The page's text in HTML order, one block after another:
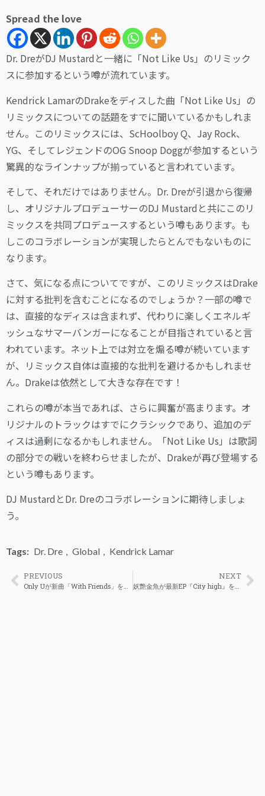
Spread the love
Dr. DreがDJ Mustardと一緒に「Not Like Us」のリミック
スに参加するという噂が流れています。
Kendrick LamarのDrakeをディスした曲「Not Like Us」の
リミックスについての話題をすでに聞いているかもしれま
せん。このリミックスには、ScHoolboy Q、Jay Rock、
YG、そしてレジェンドのOG Snoop Doggが参加するという
驚異的なラインナップが揃っていると言われています。
そして、それだけではありません。Dr. Dreが引退から復帰
し、オリジナルプロデューサーのDJ Mustardと共にこのリ
ミックスを共同プロデュースするという噂もあります。も
しこのコラボレーションが実現したらとんでもないものに
なります。
さて、気になる点についてですが、このリミックスはDrake
に対する批判を含むことになるのでしょうか？一部の噂で
は、直接的なディスは含まれず、代わりに楽しくエネルギ
ッシュなサマーバンガーになることが目指されていると言
われています。ネット上では対立を煽る噂が続いています
が、リミックス自体は直接的な批判を避けるかもしれませ
ん。Drakeは依然として大きな存在です！
これらの噂が本当であれば、さらに興奮が高まります。オ
リジナルのトラックはすでにクラシックであり、追加のデ
ィスは過剰になるかもしれません。「Not Like Us」は歌詞
の部分での戦いを終わらせましたが、Drakeが再び登場する
という噂もあります。
DJ MustardとDr. Dreのコラボレーションに期待しましょ
う。
Tags: Dr. Dre Global Kendrick Lamar
PREVIOUS NEXT